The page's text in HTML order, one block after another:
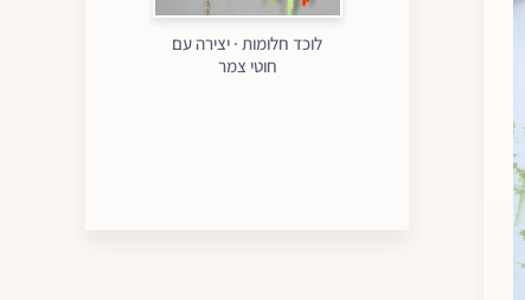
לוכד חלומות · יצירה עם
חוטי צמר